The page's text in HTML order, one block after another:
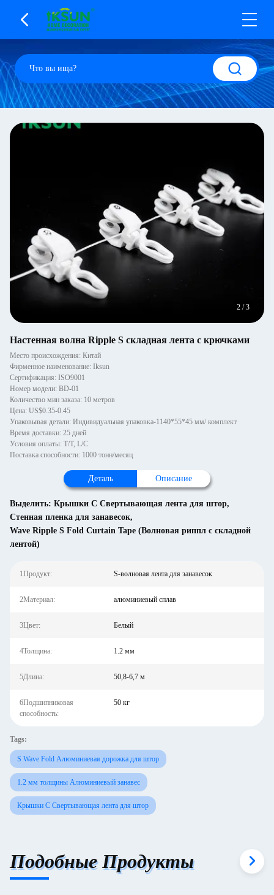
2 /3
Настенная волна Ripple S складная лента с крючками
Место происхождения: Китай
Фирменное наименование: Iksun
Сертификация: ISO9001
Номер модели: BD-01
Количество мин заказа: 10 метров
Цена: US$0.35-0.45
Упаковывая детали: Индивидуальная упаковка-1140*55*45 мм/ комплект
Время доставки: 25 дней
Условия оплаты: T/T, L/C
Поставка способности: 1000 тонн/месяц
Деталь Описание
Выделить: Крышки С Свертывающая лента для штор,
Стенная пленка для занавесок,
Wave Ripple S Fold Curtain Tape (Волновая риппл с складной
лентой)
1Продукт: S-волновая лента для занавесок
2Материал: алюминиевый сплав
3Цвет: Белый
4Толщина: 1.2 мм
5Длина: 50,8-6,7 м
6Подшипниковая
способность:
50 кг
Tags:
S Wave Fold Алюминиевая дорожка для штор
1.2 мм толщины Алюминиевый занавес
Крышки С Свертывающая лента для штор
Подобные Продукты